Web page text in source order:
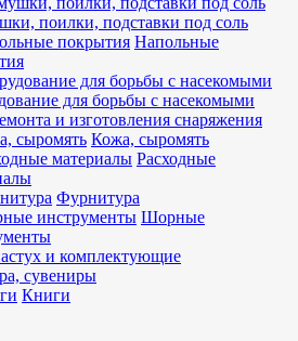
поилки, подставки под соль
Напольные
для борьбы с насекомыми
и изготовления снаряжения
Кожа, сыромять
Расходные
Фурнитура
Шорные
и комплектующие
сувениры
Книги